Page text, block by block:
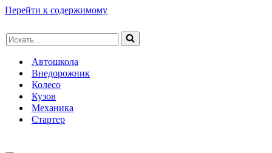
Перейти к содержимому
Искать...
Автошкола
Внедорожник
Колесо
Кузов
Механика
Стартер